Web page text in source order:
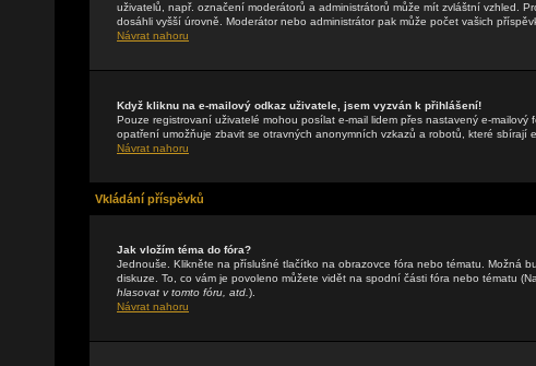
uživatelů, např. označení moderátorů a administrátorů může mít zvláštní vzhled.
dosáhli vyšší úrovně. Moderátor nebo administrátor pak může počet vašich
Návrat nahoru
Když kliknu na e-mailový odkaz uživatele, jsem vyzván k přihlášení!
Pouze registrovaní uživatelé mohou posílat e-mail lidem přes nastavený e-mailový
opatření umožňuje zbavit se otravných anonymních vzkazů a robotů, které sbírají
Návrat nahoru
Vkládání příspěvků
Jak vložím téma do fóra?
Jednouše. Klikněte na příslušné tlačítko na obrazovce fóra nebo tématu. Možná
diskuze. To, co vám je povoleno můžete vidět na spodní části fóra nebo tématu
hlasovat v tomto fóru, atd. ).
Návrat nahoru